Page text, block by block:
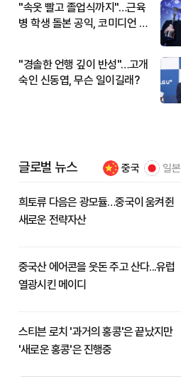
"속옷 빨고 졸업식까지"…근육
병 학생 돌본 공익, 코미디언 김
"경솔한 언행 깊이 반성"…고개
숙인 신동엽, 무슨 일이길래?
글로벌 뉴스 중국 일본
희토류 다음은 광모듈…중국이 움켜쥔
새로운 전략자산
중국산 에어콘을 웃돈 주고 산다...유럽
열광시킨 메이디
스티븐 로치 '과거의 홍콩'은 끝났지만
'새로운 홍콩'은 진행중